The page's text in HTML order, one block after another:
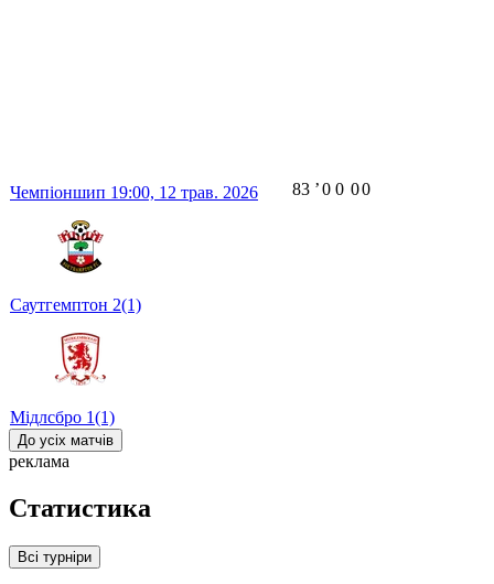
Чемпіоншип 19:00, 12 трав. 2026
Саутгемптон 2(1)
Мідлсбро 1(1)
83 ʼ0 0 00
До усіх матчів
реклама
Статистика
Всі турніри